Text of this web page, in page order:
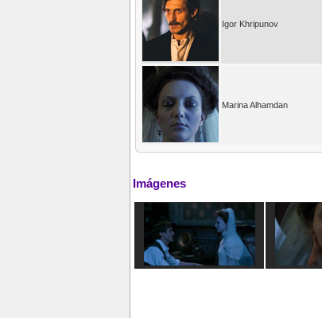
Igor Khripunov
Marina Alhamdan
Imágenes